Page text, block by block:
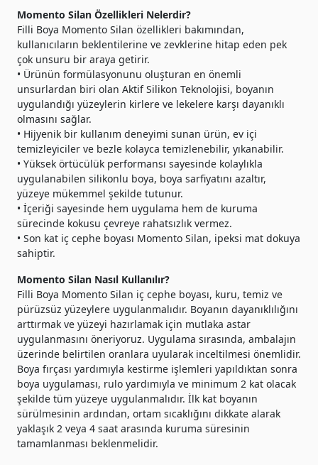
Momento Silan Özellikleri Nelerdir?
Filli Boya Momento Silan özellikleri bakımından,
kullanıcıların beklentilerine ve zevklerine hitap eden pek
çok unsuru bir araya getirir.
• Ürünün formülasyonunu oluşturan en önemli
unsurlardan biri olan Aktif Silikon Teknolojisi, boyanın
uygulandığı yüzeylerin kirlere ve lekelere karşı dayanıklı
olmasını sağlar.
• Hijyenik bir kullanım deneyimi sunan ürün, ev içi
temizleyiciler ve bezle kolayca temizlenebilir, yıkanabilir.
• Yüksek örtücülük performansı sayesinde kolaylıkla
uygulanabilen silikonlu boya, boya sarfiyatını azaltır,
yüzeye mükemmel şekilde tutunur.
• İçeriği sayesinde hem uygulama hem de kuruma
sürecinde kokusu çevreye rahatsızlık vermez.
• Son kat iç cephe boyası Momento Silan, ipeksi mat dokuya
sahiptir.
Momento Silan Nasıl Kullanılır?
Filli Boya Momento Silan iç cephe boyası, kuru, temiz ve
pürüzsüz yüzeylere uygulanmalıdır. Boyanın dayanıklılığını
arttırmak ve yüzeyi hazırlamak için mutlaka astar
uygulanmasını öneriyoruz. Uygulama sırasında, ambalajın
üzerinde belirtilen oranlara uyularak inceltilmesi önemlidir.
Boya fırçası yardımıyla kestirme işlemleri yapıldıktan sonra
boya uygulaması, rulo yardımıyla ve minimum 2 kat olacak
şekilde tüm yüzeye uygulanmalıdır. İlk kat boyanın
sürülmesinin ardından, ortam sıcaklığını dikkate alarak
yaklaşık 2 veya 4 saat arasında kuruma süresinin
tamamlanması beklenmelidir.